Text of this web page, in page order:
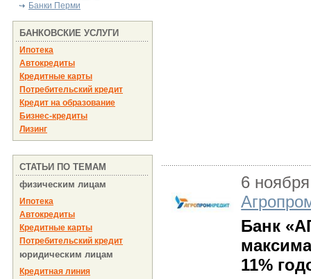
Банки Перми
БАНКОВСКИЕ УСЛУГИ
Ипотека
Автокредиты
Кредитные карты
Потребительский кредит
Кредит на образование
Бизнес-кредиты
Лизинг
СТАТЬИ ПО ТЕМАМ
физическим лицам
Ипотека
Автокредиты
Кредитные карты
Потребительский кредит
юридическим лицам
Кредитная линия
6
Банк
11%